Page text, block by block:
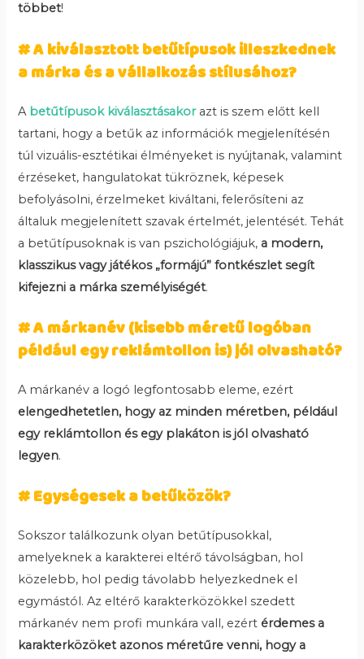
többet!
# A kiválasztott betűtípusok illeszkednek
a márka és a vállalkozás stílusához?
A betűtípusok kiválasztásakorazt is szem előtt kell
tartani, hogy a betűk az információk megjelenítésén
túl vizuális-esztétikai élményeket is nyújtanak, valamint
érzéseket, hangulatokat tükröznek, képesek
befolyásolni, érzelmeket kiváltani, felerősíteni az
általuk megjelenített szavak értelmét, jelentését. Tehát
a betűtípusoknak is van pszichológiájuk, a modern,
klasszikus vagy játékos „formájú” fontkészlet segít
kifejezni a márka személyiségét.
# A márkanév (kisebb méretű logóban
például egy reklámtollon is) jól olvasható?
A márkanév a logó legfontosabb eleme, ezért
elengedhetetlen, hogy az minden méretben, például
egy reklámtollon és egy plakáton is jól olvasható
legyen.
# Egységesek a betűközök?
Sokszor találkozunk olyan betűtípusokkal,
amelyeknek a karakterei eltérő távolságban, hol
közelebb, hol pedig távolabb helyezkednek el
egymástól. Az eltérő karakterközökkel szedett
márkanév nem profi munkára vall, ezért érdemes a
karakterközöket azonos méretűre venni, hogy a